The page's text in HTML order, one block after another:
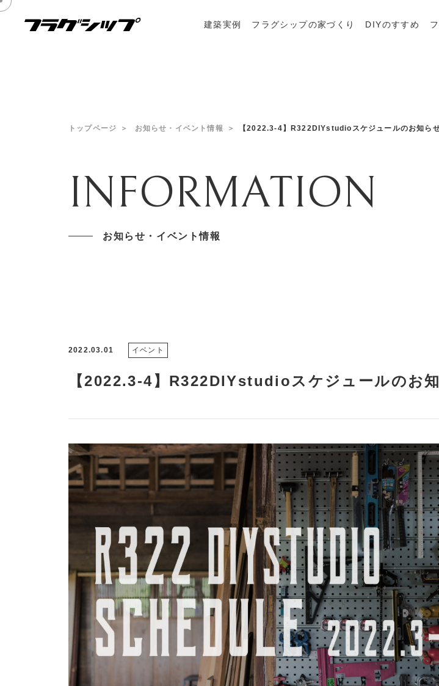
建築実例 フラグシップの家づくり DIYのすすめ
トップページ お知らせ・イベント情報 【2022.3-4】R322DIYstudioスケジュールのお知ら
INFORMATION
お知らせ・イベント情報
2022.03.01 イベント
【2022.3-4】R322DIYstudioスケジュールのお